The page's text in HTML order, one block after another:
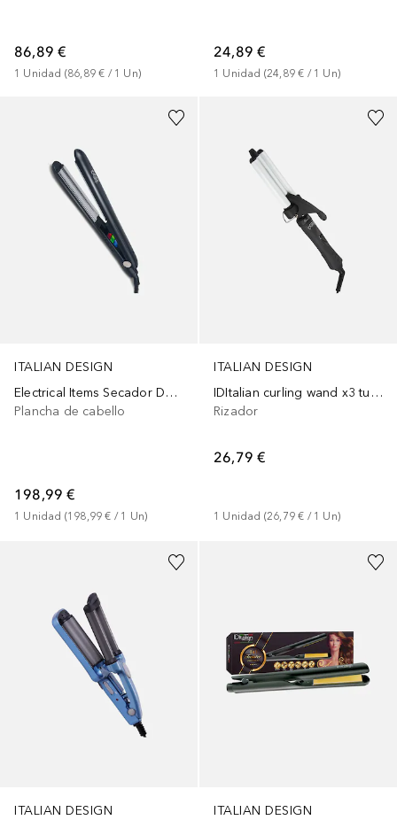
86,89 €
1 Unidad (86,89 € / 1 Un)
24,89 €
1 Unidad (24,89 € / 1 Un)
ITALIAN DESIGN
Electrical Items Secador De Pelo 2.1
Plancha de cabello
198,99 €
1 Unidad (198,99 € / 1 Un)
ITALIAN DESIGN
IDItalian curling wand x3 turmaline
Rizador
26,79 €
1 Unidad (26,79 € / 1 Un)
ITALIAN DESIGN
ITALIAN DESIGN